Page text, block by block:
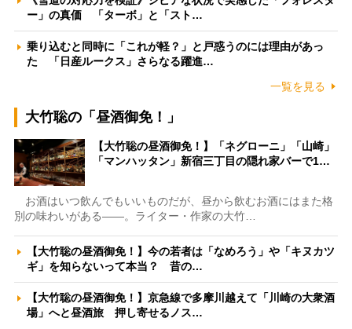
ー」の真価 「ターボ」と「スト…
乗り込むと同時に「これが軽？」と戸惑うのには理由があっ
た 「日産ルークス」さらなる躍進…
一覧を見る
大竹聡の「昼酒御免！」
【大竹聡の昼酒御免！】「ネグローニ」「山崎」
「マンハッタン」新宿三丁目の隠れ家バーで1…
お酒はいつ飲んでもいいものだが、昼から飲むお酒にはまた格
別の味わいがある――。ライター・作家の大竹…
【大竹聡の昼酒御免！】今の若者は「なめろう」や「キヌカツ
ギ」を知らないって本当？ 昔の…
【大竹聡の昼酒御免！】京急線で多摩川越えて「川崎の大衆酒
場」へと昼酒旅 押し寄せるノス…